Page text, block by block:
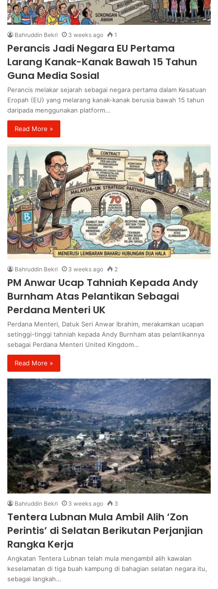
Bahruddin Bekri 3 weeks ago 1
Perancis Jadi Negara EU Pertama
Larang Kanak-Kanak Bawah 15 Tahun
Guna Media Sosial
Perancis melakar sejarah sebagai negara pertama dalam Kesatuan
Eropah (EU) yang melarang kanak-kanak berusia bawah 15 tahun
daripada menggunakan platform…
Read More »
Bahruddin Bekri 3 weeks ago 2
PM Anwar Ucap Tahniah Kepada Andy
Burnham Atas Pelantikan Sebagai
Perdana Menteri UK
Perdana Menteri, Datuk Seri Anwar Ibrahim, merakamkan ucapan
setinggi-tinggi tahniah kepada Andy Burnham atas pelantikannya
sebagai Perdana Menteri United Kingdom…
Read More »
Bahruddin Bekri 3 weeks ago 3
Tentera Lubnan Mula Ambil Alih ‘Zon
Perintis’ di Selatan Berikutan Perjanjian
Rangka Kerja
Angkatan Tentera Lubnan telah mula mengambil alih kawalan
keselamatan di tiga buah kampung di bahagian selatan negara itu,
sebagai langkah…